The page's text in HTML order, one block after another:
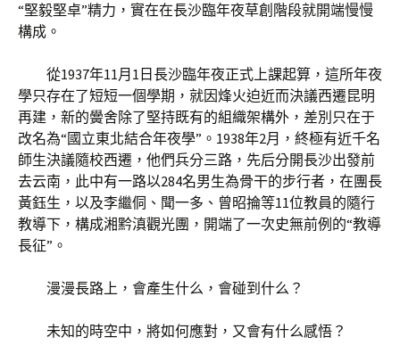
“堅毅堅卓”精力，實在在長沙臨年夜草創階段就開端慢慢
構成。
從1937年11月1日長沙臨年夜正式上課起算，這所年夜
學只存在了短短一個學期，就因烽火迫近而決議西遷昆明
再建，新的黌舍除了堅持既有的組織架構外，差別只在于
改名為“國立東北結合年夜學”。1938年2月，終極有近千名
師生決議隨校西遷，他們兵分三路，先后分開長沙出發前
去云南，此中有一路以284名男生為骨干的步行者，在團長
黃鈺生，以及李繼侗、聞一多、曾昭掄等11位教員的隨行
教導下，構成湘黔滇觀光團，開端了一次史無前例的“教導
長征”。
漫漫長路上，會產生什么，會碰到什么？
未知的時空中，將如何應對，又會有什么感悟？